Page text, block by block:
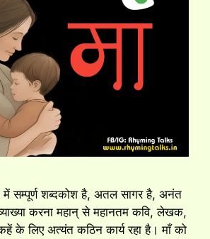
सम्पूर्ण शब्दकोश है, अतल सागर है, अनंत
करना महान् से महानतम कवि, लेखक,
के लिए अत्यंत कठिन कार्य रहा है। माँ को